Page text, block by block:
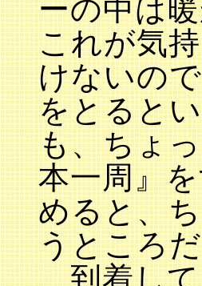
ーの中は
これが気
けないの
をとると
も、ちょ
本一周』
めると、
うところ
到着して